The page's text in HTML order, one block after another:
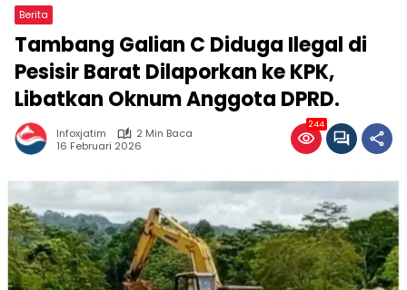
Berita
Tambang Galian C Diduga Ilegal di
Pesisir Barat Dilaporkan ke KPK,
Libatkan Oknum Anggota DPRD.
Infoxjatim
2 Min Baca
16 Februari 2026
244